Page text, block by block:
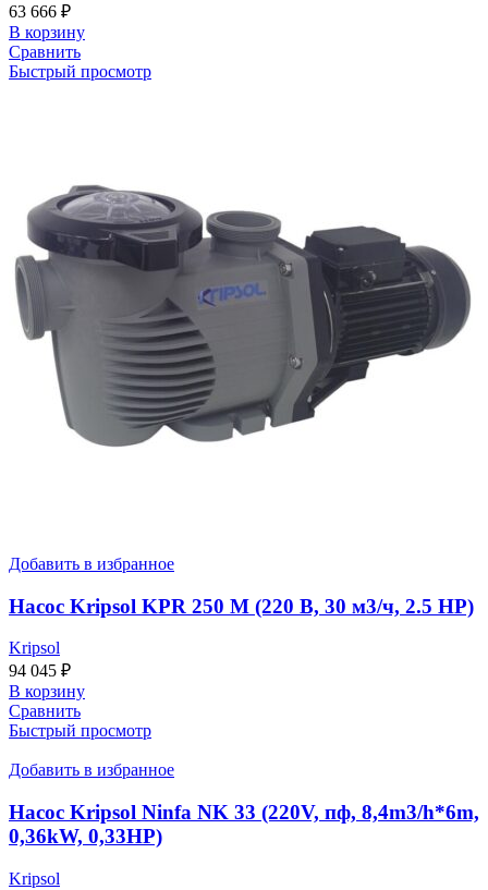
63 666 ₽
В корзину
Сравнить
Быстрый просмотр
Добавить в избранное
Насос Kripsol KPR 250 M (220 В, 30 м3/ч, 2.5 НР)
Kripsol
94 045 ₽
В корзину
Сравнить
Быстрый просмотр
Добавить в избранное
Насос Kripsol Ninfa NK 33 (220V, пф, 8,4m3/h*6m,
0,36kW, 0,33HP)
Kripsol